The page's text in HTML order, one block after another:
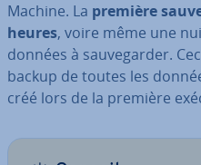
Machine. La première
heures, voire même une
données à sau­ve­gar­der.
backup de toutes les
créé lors de la première